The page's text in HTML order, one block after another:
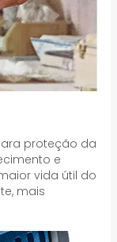
proteção da
e
vida útil do
mais